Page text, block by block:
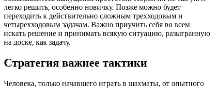
легко решить, особенно новичку. Позже можно будет
переходить к действительно сложным трехходовым и
четырехходовым задачам. Важно приучить себя во всем
искать решение и принимать всякую ситуацию, разыгранную
на доске, как задачу.
Стратегия важнее тактики
Человека, только начавшего играть в шахматы, от опытного